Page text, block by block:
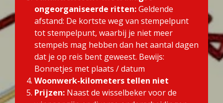
ongeorganiseerde ritten:Geldende
afstand: De kortste weg van stempelpunt
tot stempelpunt, waarbij je niet meer
stempels mag hebben dan het aantal dagen
dat je op reis bent geweest. Bewijs:
Bonnetjes met plaats / datum
Woonwerk-kilometers tellen niet
Prijzen: Naast de wisselbeker voor de